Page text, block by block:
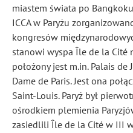
miastem świata po
ICCA w Paryżu
kongresów
stanowi wyspa Île de la Cité
położony jest m.in. Palais
Dame de Paris. Jest ona
Saint-Louis. Paryż był
ośrodkiem plemienia
zasiedlili Île de la Cité w III